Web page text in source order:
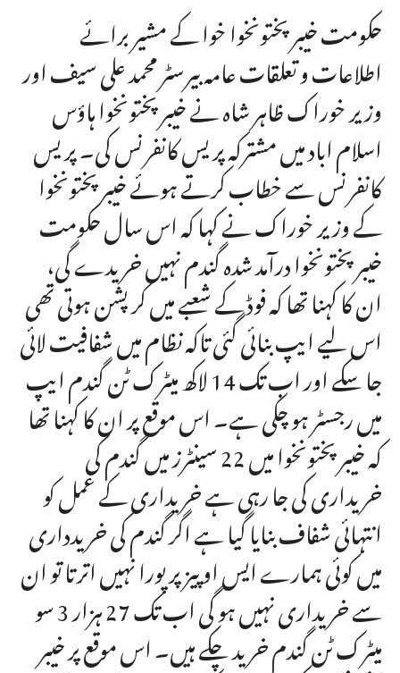
حکومت خیبر پختونخوا خوا کے مشیر برائے
اطلاعات و تعلقات عامہ بیرسٹر محمد علی سیف اور
وزیر خوراک ظاہر شاہ نے خیبر پختونخوا ہاؤس
اسلام اباد میں مشترکہ پریس کانفرنس کی۔ پریس
کانفرنس سے خطاب کرتے ہوئے خیبر پختونخوا
کے وزیر خوراک نے کہا کہ اس سال حکومت
خیبر پختونخوا درآمد شدہ گندم نہیں خریدے گی،
ان کا کہنا تھا کہ فوڈ کے شعبے میں کرپشن ہوتی تھی
اس لیے ایپ بنائی گئی تاکہ نظام میں شفافیت لائی
جا سکے اور اب تک 14 لاکھ میٹرک ٹن گندم ایپ
میں رجسٹر ہو چکی ہے۔ اس موقع پر ان کا کہنا تھا
کہ خیبر پختونخوا میں 22 سینٹرز میں گندم کی
خریداری کی جا رہی ہے خریداری کے عمل کو
انتہائی شفاف بنایا گیا ہے اگر گندم کی خریدداری
میں کوئی ہمارے ایس او پیز پر پورا نہیں اترتا تو ان
سے خریداری نہیں ہو گی اب تک 27 ہزار 3 سو
میٹرک ٹن گندم خرید چکے ہیں۔ اس موقع پر خیبر